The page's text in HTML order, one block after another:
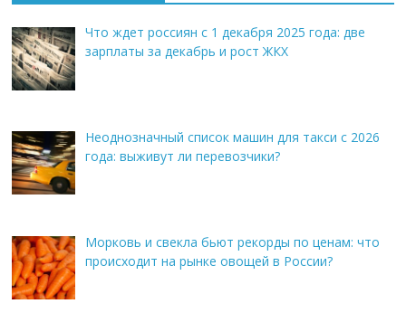
Что ждет россиян с 1 декабря 2025 года: две
зарплаты за декабрь и рост ЖКХ
Неоднозначный список машин для такси с 2026
года: выживут ли перевозчики?
Морковь и свекла бьют рекорды по ценам: что
происходит на рынке овощей в России?